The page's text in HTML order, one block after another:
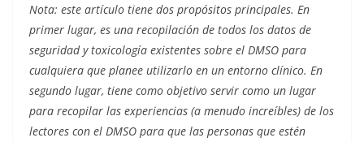
Nota: este artículo tiene dos propósitos principales. En
primer lugar, es una recopilación de todos los datos de
seguridad y toxicología existentes sobre el DMSO para
cualquiera que planee utilizarlo en un entorno clínico. En
segundo lugar, tiene como objetivo servir como un lugar
para recopilar las experiencias (a menudo increíbles) de los
lectores con el DMSO para que las personas que estén